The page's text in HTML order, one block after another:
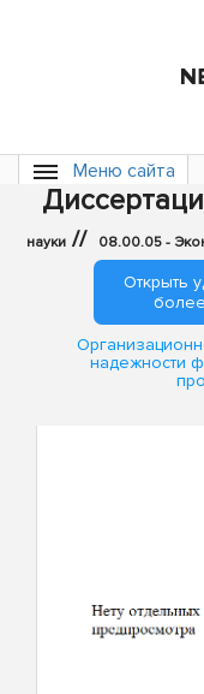
Меню сайта
науки // 08.00.05 -
Открыть
надежности